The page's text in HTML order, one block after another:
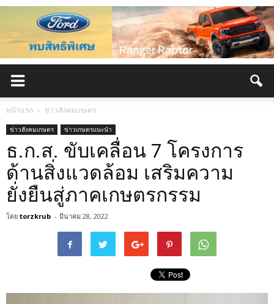
หน้าแรก ข่าวสังคมเกษตร
ข่าวสังคมเกษตร ข่าวเกษตรแนะนำ
ธ.ก.ส. ขับเคลื่อน 7 โครงการ
ด้านสิ่งแวดล้อม เสริมความ
ยั่งยืนสู่ภาคเกษตรกรรม
โดย torzkrub - มีนาคม 28, 2022